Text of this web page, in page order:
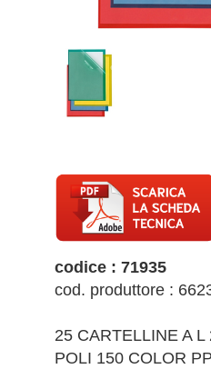
codice : 71935
cod. produttore :
25 CARTELLINE A
POLI 150 COLOR